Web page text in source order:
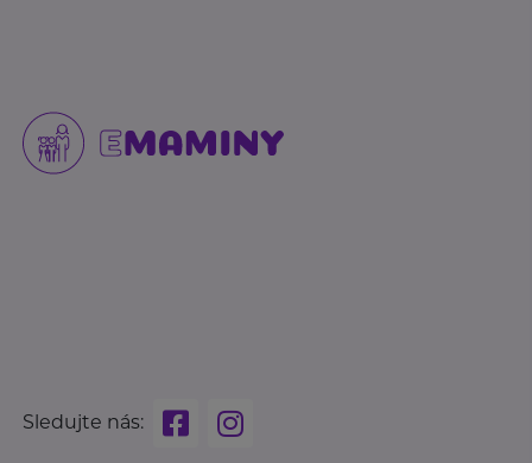
Sledujte nás: